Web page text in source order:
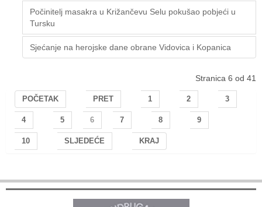
Počinitelj masakra u Križančevu Selu pokušao pobjeći u
Tursku
Sjećanje na herojske dane obrane Vidovica i Kopanica
Stranica 6 od 41
POČETAK PRET 1 2 3
4 5 6 7 8 9
10 SLJEDEĆE KRAJ